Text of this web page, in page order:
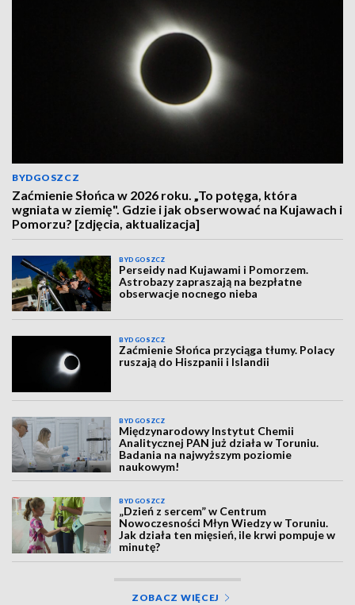
BYDGOSZCZ
Zaćmienie Słońca w 2026 roku. „To potęga, która
wgniata w ziemię". Gdzie i jak obserwować na Kujawach i
Pomorzu? [zdjęcia, aktualizacja]
BYDGOSZCZ
Perseidy nad Kujawami i Pomorzem.
Astrobazy zapraszają na bezpłatne
obserwacje nocnego nieba
BYDGOSZCZ
Zaćmienie Słońca przyciąga tłumy. Polacy
ruszają do Hiszpanii i Islandii
BYDGOSZCZ
Międzynarodowy Instytut Chemii
Analitycznej PAN już działa w Toruniu.
Badania na najwyższym poziomie
naukowym!
BYDGOSZCZ
„Dzień z sercem” w Centrum
Nowoczesności Młyn Wiedzy w Toruniu.
Jak działa ten mięsień, ile krwi pompuje w
minutę?
ZOBACZ WIĘCEJ